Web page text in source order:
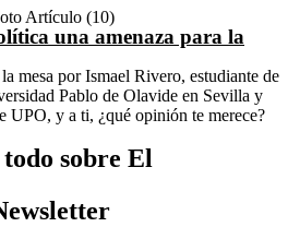
una amenaza para la
mesa por Ismael Rivero, estudiante de
Pablo de Olavide en Sevilla y
UPO, y a ti, ¿qué opinión te merece?
sobre El